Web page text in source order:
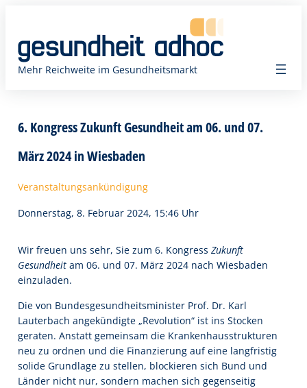
springen
Mehr Reichweite im Gesundheitsmarkt
6. Kongress Zukunft Gesundheit am 06. und 07.
März 2024 in Wiesbaden
Veranstaltungsankündigung
Donnerstag, 8. Februar 2024, 15:46 Uhr
Wir freuen uns sehr, Sie zum 6. Kongress Zukunft
Gesundheit am 06. und 07. März 2024 nach Wiesbaden
einzuladen.
Die von Bundesgesundheitsminister Prof. Dr. Karl
Lauterbach angekündigte „Revolution“ ist ins Stocken
geraten. Anstatt gemeinsam die Krankenhausstrukturen
neu zu ordnen und die Finanzierung auf eine langfristig
solide Grundlage zu stellen, blockieren sich Bund und
Länder nicht nur, sondern machen sich gegenseitig